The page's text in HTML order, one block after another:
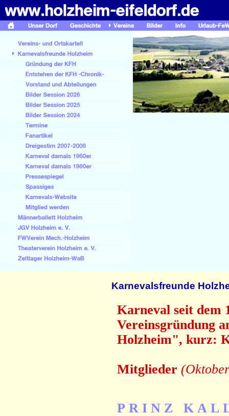
Karnevalsfreunde
Karneval seit dem
Vereinsgründung
Holzheim", kurz:
Mitglieder
P R I N Z K A